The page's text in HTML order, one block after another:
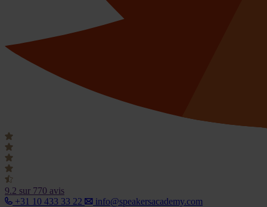
9.2 sur 770 avis
+31 10 433 33 22
info@speakersacademy.com